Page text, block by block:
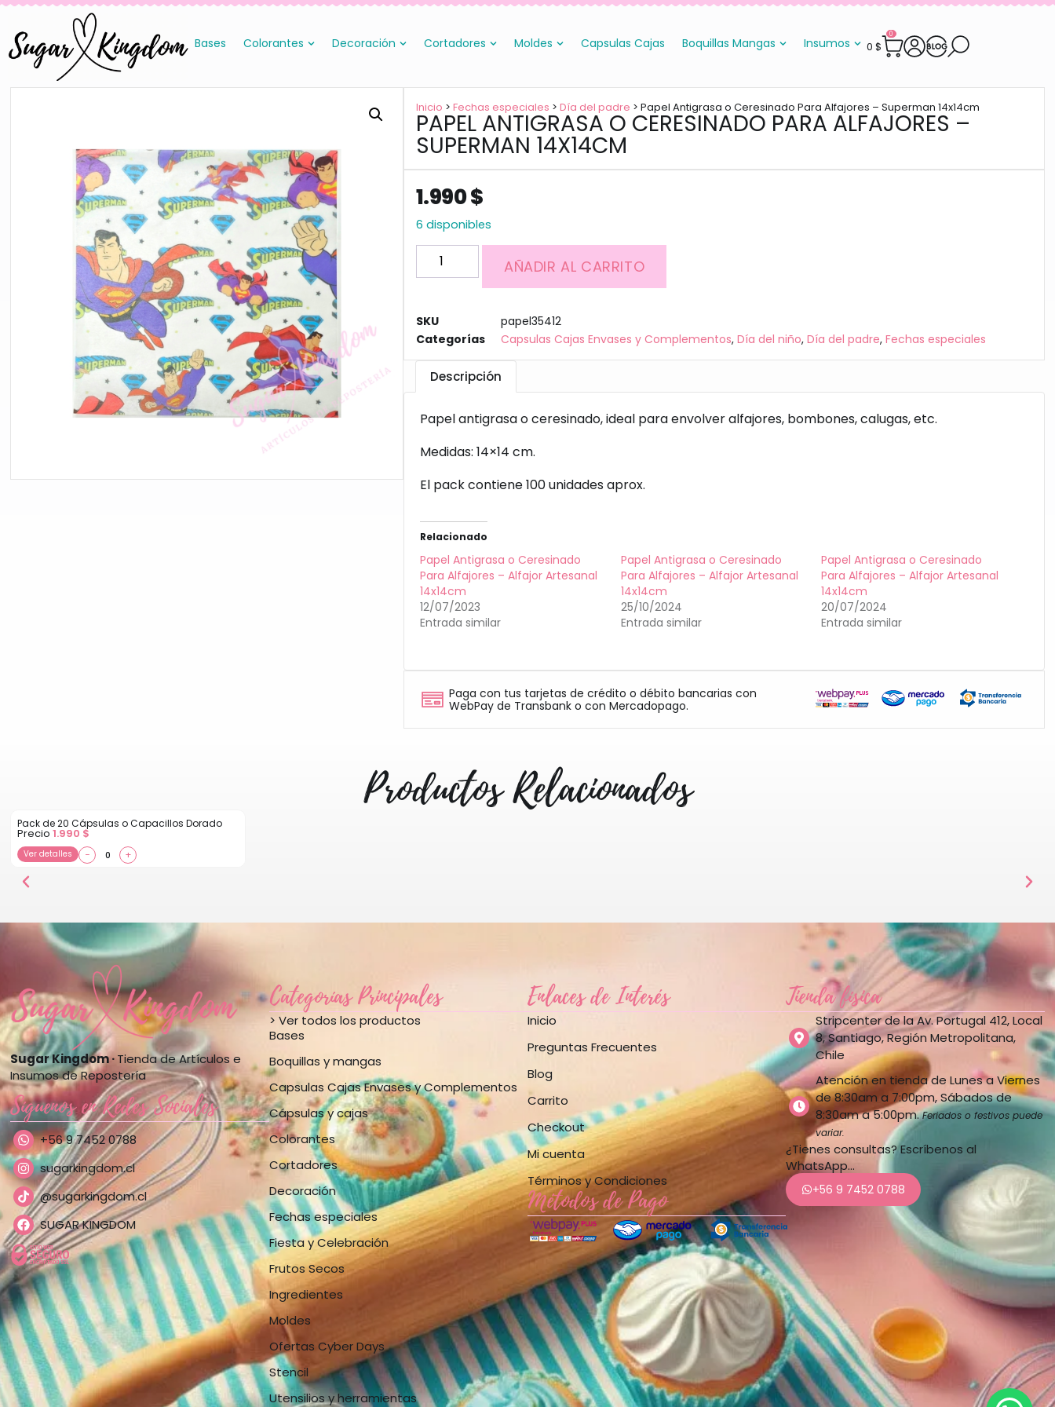
Bases Colorantes Decoración Cortadores Moldes Capsulas Cajas Boquillas Mangas Insumos 0 $
0
Inicio > Fechas especiales > Día del padre > Papel Antigrasa o Ceresinado Para Alfajores – Superman 14x14cm
PAPEL ANTIGRASA O CERESINADO PARA ALFAJORES –
SUPERMAN 14X14CM
1.990$
6 disponibles
AÑADIR AL CARRITO
SKU
papel35412
Categorías
Capsulas Cajas Envases y Complementos, Día del niño, Día del padre, Fechas especiales
Descripción
Papel antigrasa o ceresinado, ideal para envolver alfajores, bombones, calugas, etc.
Medidas: 14×14 cm.
El pack contiene 100 unidades aprox.
Relacionado
Papel Antigrasa o Ceresinado
Para Alfajores – Alfajor Artesanal
14x14cm
12/07/2023
Entrada similar
Papel Antigrasa o Ceresinado
Para Alfajores – Alfajor Artesanal
14x14cm
25/10/2024
Entrada similar
Papel Antigrasa o Ceresinado
Para Alfajores – Alfajor Artesanal
14x14cm
20/07/2024
Entrada similar
Paga con tus tarjetas de crédito o débito bancarias con
WebPay de Transbank o con Mercadopago.
Productos Relacionados
Pack de 20 Cápsulas o Capacillos Dorado
Precio1.990 $
Ver detalles − +
Sugar Kingdom ·Tienda de Artículos e
Insumos de Repostería
Síguenos en Redes Sociales
+56 9 7452 0788
sugarkingdom.cl
@sugarkingdom.cl
SUGAR KINGDOM
Categorías Principales
> Ver todos los productos
Bases
Boquillas y mangas
Capsulas Cajas Envases y Complementos
Cápsulas y cajas
Colorantes
Cortadores
Decoración
Fechas especiales
Fiesta y Celebración
Frutos Secos
Ingredientes
Moldes
Ofertas Cyber Days
Stencil
Utensilios y herramientas
Enlaces de Interés
Inicio
Preguntas Frecuentes
Blog
Carrito
Checkout
Mi cuenta
Términos y Condiciones
Métodos de Pago
Tienda física
Stripcenter de la Av. Portugal 412, Local
8, Santiago, Región Metropolitana,
Chile
Atención en tienda de Lunes a Viernes
de 8:30am a 7:00pm, Sábados de
8:30am a 5:00pm.Feriados o festivos puede
variar.
¿Tienes consultas? Escríbenos al
WhatsApp…
+56 9 7452 0788